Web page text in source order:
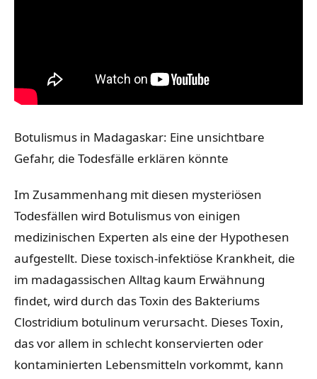
Botulismus in Madagaskar: Eine unsichtbare
Gefahr, die Todesfälle erklären könnte
Im Zusammenhang mit diesen mysteriösen
Todesfällen wird Botulismus von einigen
medizinischen Experten als eine der Hypothesen
aufgestellt. Diese toxisch-infektiöse Krankheit, die
im madagassischen Alltag kaum Erwähnung
findet, wird durch das Toxin des Bakteriums
Clostridium botulinum verursacht. Dieses Toxin,
das vor allem in schlecht konservierten oder
kontaminierten Lebensmitteln vorkommt, kann